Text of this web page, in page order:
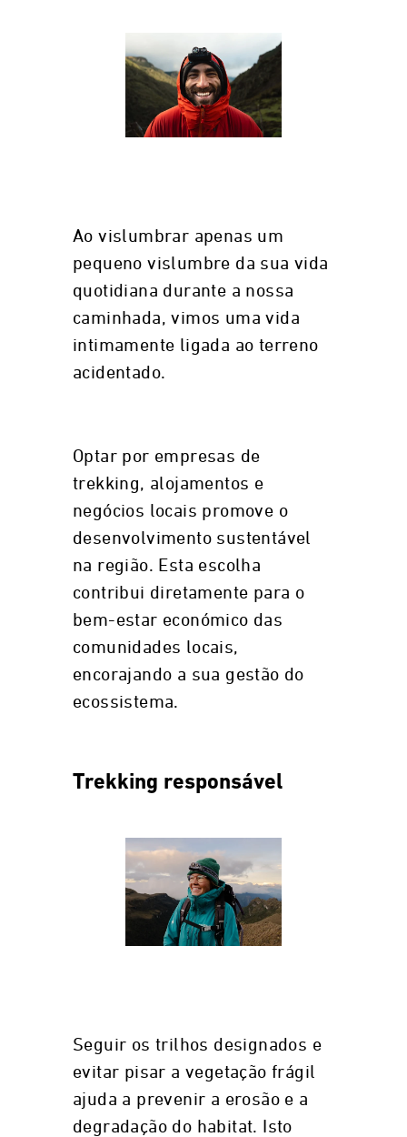
Ao vislumbrar apenas um
pequeno vislumbre da sua vida
quotidiana durante a nossa
caminhada, vimos uma vida
intimamente ligada ao terreno
acidentado.
Optar por empresas de
trekking, alojamentos e
negócios locais promove o
desenvolvimento sustentável
na região. Esta escolha
contribui diretamente para o
bem-estar económico das
comunidades locais,
encorajando a sua gestão do
ecossistema.
Trekking responsável
Seguir os trilhos designados e
evitar pisar a vegetação frágil
ajuda a prevenir a erosão e a
degradação do habitat. Isto